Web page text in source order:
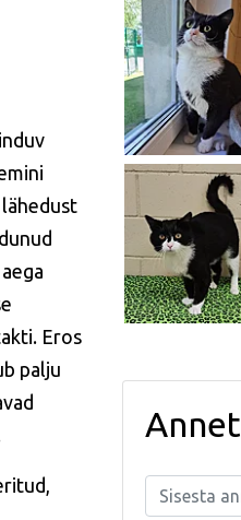
Eros
palju